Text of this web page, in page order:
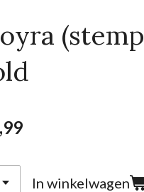
In winkelwagen